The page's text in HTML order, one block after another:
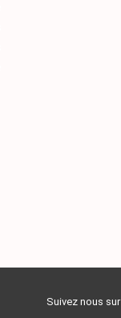
Suivez nous sur